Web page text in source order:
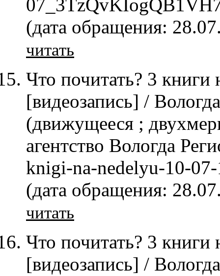
(дата обращения:
читать
Что почитать? 3
[видеозапись] /
(движущееся ;
агентство Вологда
knigi-na-nedelyu-10-
(дата обращения:
читать
Что почитать? 3
[видеозапись] /